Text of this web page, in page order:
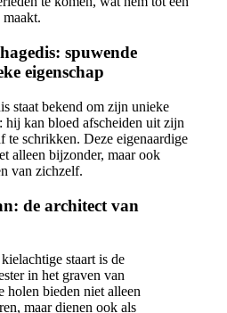
spuwende
eigenschap
staat bekend om zijn unieke
hij kan bloed afscheiden uit zijn
te schrikken. Deze eigenaardige
alleen bijzonder, maar ook
van zichzelf.
de architect van
staart is de
in het graven van
bieden niet alleen
maar dienen ook als